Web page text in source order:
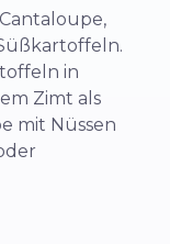
in
Zimt als
mit Nüssen